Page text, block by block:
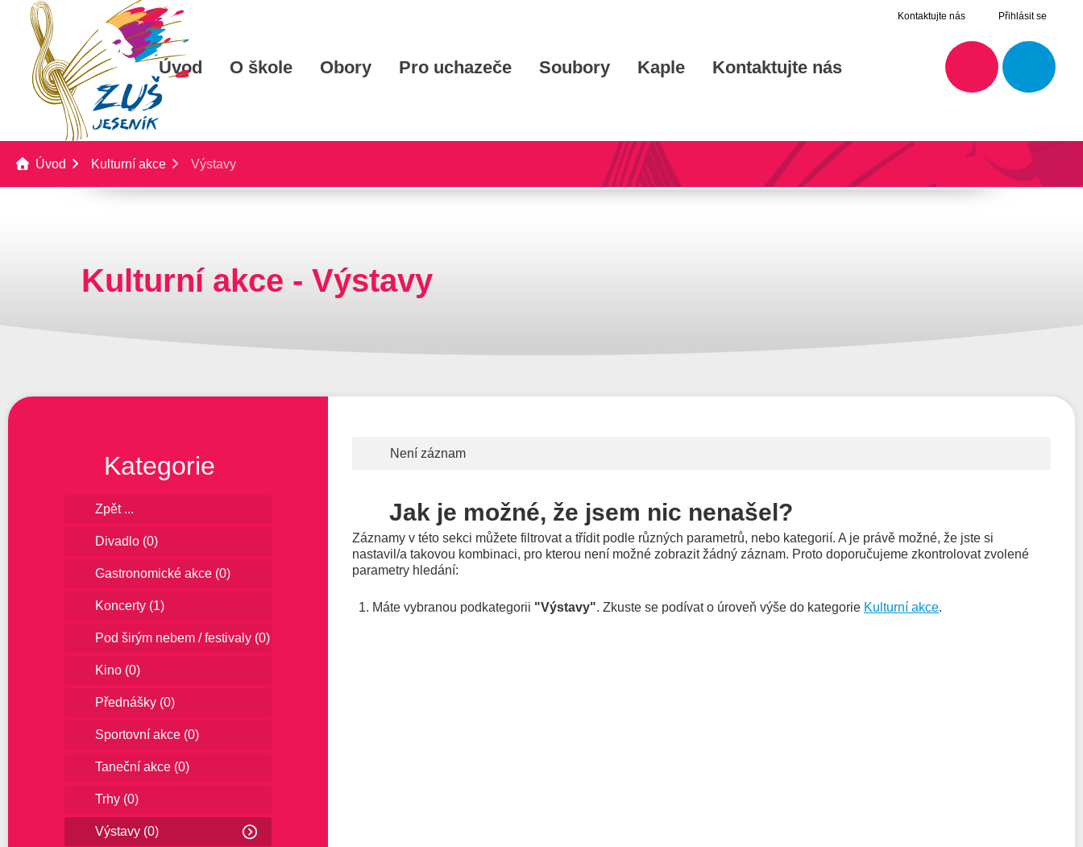
Kontaktujte nás Přihlásit se
Úvod O škole Obory Pro uchazeče Soubory Kaple Kontaktujte nás
Úvod Kulturní akce Výstavy
Kulturní akce - Výstavy
Kategorie
Zpět ...
Divadlo (0)
Gastronomické akce (0)
Koncerty (1)
Pod širým nebem / festivaly (0)
Kino (0)
Přednášky (0)
Sportovní akce (0)
Taneční akce (0)
Trhy (0)
Výstavy (0)
Není záznam
Jak je možné, že jsem nic nenašel?
Záznamy v této sekci můžete filtrovat a třídit podle různých parametrů, nebo kategorií. A je právě možné, že jste si
nastavil/a takovou kombinaci, pro kterou není možné zobrazit žádný záznam. Proto doporučujeme zkontrolovat zvolené
parametry hledání:
Máte vybranou podkategorii "Výstavy". Zkuste se podívat o úroveň výše do kategorie Kulturní akce.